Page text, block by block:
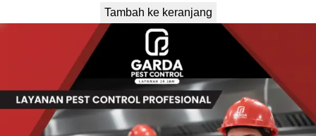
Tambah ke keranjang